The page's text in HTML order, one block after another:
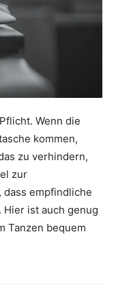
Wenn die
kommen,
zu verhindern,
zur
dass empfindliche
ist auch genug
Tanzen bequem